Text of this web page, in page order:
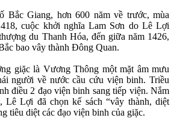
Bắc Giang, hơn 600 năm về trước, mùa
cuộc khởi nghĩa Lam Sơn do Lê Lợi
du Thanh Hóa, đến giữa năm 1426,
bao vây thành Đông Quan.
giặc là Vương Thông một mặt âm mưu
người về nước cầu cứu viện binh. Triều
điều 2 đạo viện binh sang tiếp viện. Nắm
Lê Lợi đã chọn kế sách “vây thành, diệt
tiêu diệt các đạo viện binh của giặc.